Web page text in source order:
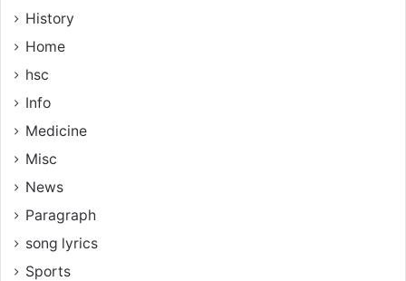
History
Home
hsc
Info
Medicine
Misc
News
Paragraph
song lyrics
Sports